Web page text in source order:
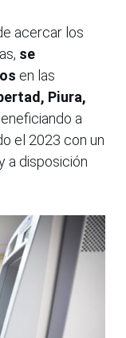
acercar los
se
en las
Piura,
a
el 2023 con un
a disposición